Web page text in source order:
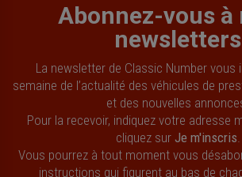
Abonnez-vous à
newsletters
La newsletter de Classic Number vous
semaine de l’actualité des véhicules de
et des nouvelles
Pour la recevoir, indiquez votre adresse
cliquez sur Je m'inscris
Vous pourrez à tout moment vous
instructions qui figurent au bas de